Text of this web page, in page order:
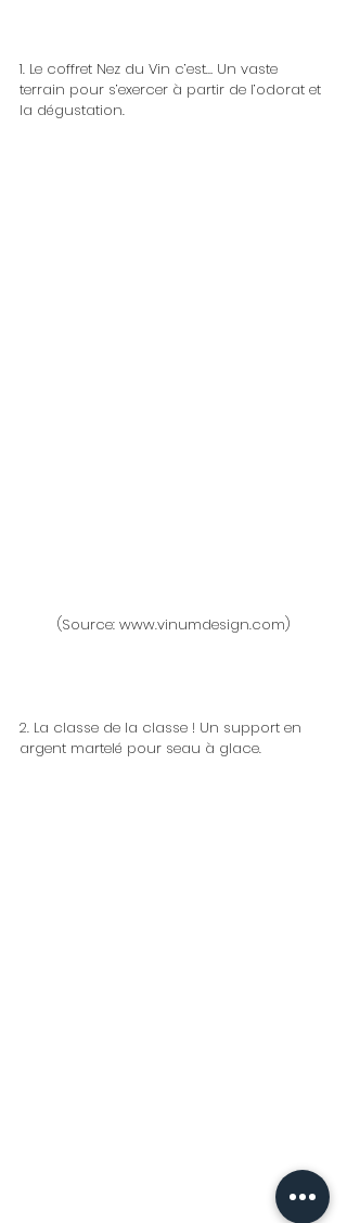
1. Le coffret Nez du Vin c’est… Un vaste
terrain pour s’exercer à partir de l’odorat et
la dégustation.
(Source: www.vinumdesign.com)
2. La classe de la classe ! Un support en
argent martelé pour seau à glace.